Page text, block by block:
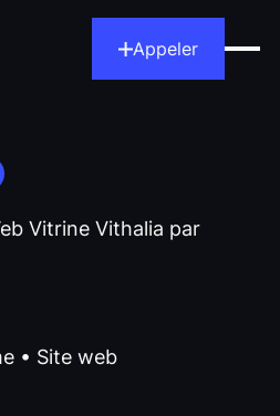
Appeler
Vitrine Vithalia par
• Site web